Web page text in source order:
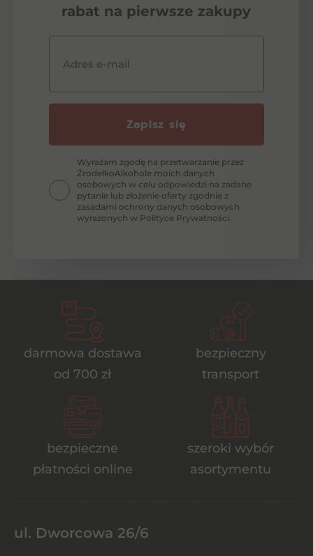
rabat na pierwsze zakupy
Adres e-mail
Zapisz się
Wyrażam zgodę na przetwarzanie przez
ŹrodełkoAlkohole moich danych
osobowych w celu odpowiedzi na zadane
pytanie lub złożenie oferty zgodnie z
zasadami ochrony danych osobowych
wyrażonych w Polityce Prywatności.
darmowa dostawa
od 700 zł
bezpieczny
transport
bezpieczne
płatności online
szeroki wybór
asortymentu
ul. Dworcowa 26/6